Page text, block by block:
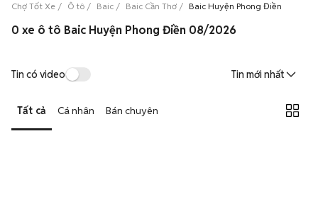
Chợ Tốt Xe Ô tô Baic Baic Cần Thơ Baic Huyện Phong Điền
0 xe ô tô Baic Huyện Phong Điền 08/2026
Tin có video Tin mới nhất
Tất cả Cá nhân Bán chuyên